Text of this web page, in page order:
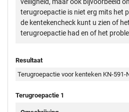
veiligheid, maar ook bijvoorbeeld
terugroepactie is niet erg mits het
de kentekencheck kunt u zien of
terugroepactie had en of het
Resultaat
Terugroepactie voor kenteken KN-591-
Terugroepactie 1